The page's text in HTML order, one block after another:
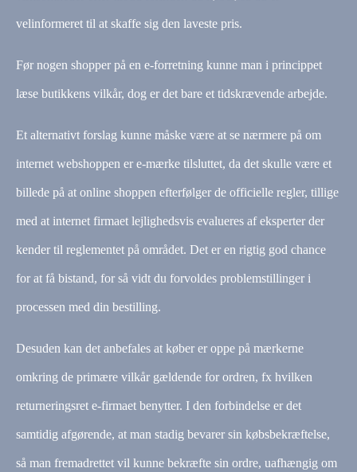
velinformeret til at skaffe sig den laveste pris.
Før nogen shopper på en e-forretning kunne man i princippet
læse butikkens vilkår, dog er det bare et tidskrævende arbejde.
Et alternativt forslag kunne måske være at se nærmere på om
internet webshoppen er e-mærke tilsluttet, da det skulle være et
billede på at online shoppen efterfølger de officielle regler, tillige
med at internet firmaet lejlighedsvis evalueres af eksperter der
kender til reglementet på området. Det er en rigtig god chance
for at få bistand, for så vidt du forvoldes problemstillinger i
processen med din bestilling.
Desuden kan det anbefales at køber er oppe på mærkerne
omkring de primære vilkår gældende for ordren, fx hvilken
returneringsret e-firmaet benytter. I den forbindelse er det
samtidig afgørende, at man stadig bevarer sin købsbekræftelse,
så man fremadrettet vil kunne bekræfte sin ordre, uafhængig om